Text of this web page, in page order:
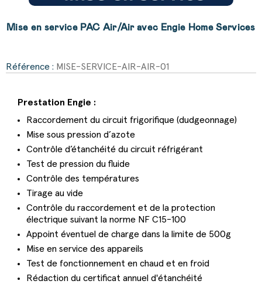
Mise en service PAC Air/Air avec Engie Home Services
Référence : MISE-SERVICE-AIR-AIR-01
Prestation Engie :
Raccordement du circuit frigorifique (dudgeonnage)
Mise sous pression d’azote
Contrôle d’étanchéité du circuit réfrigérant
Test de pression du fluide
Contrôle des températures
Tirage au vide
Contrôle du raccordement et de la protection
électrique suivant la norme NF C15-100
Appoint éventuel de charge dans la limite de 500g
Mise en service des appareils
Test de fonctionnement en chaud et en froid
Rédaction du certificat annuel d'étanchéité